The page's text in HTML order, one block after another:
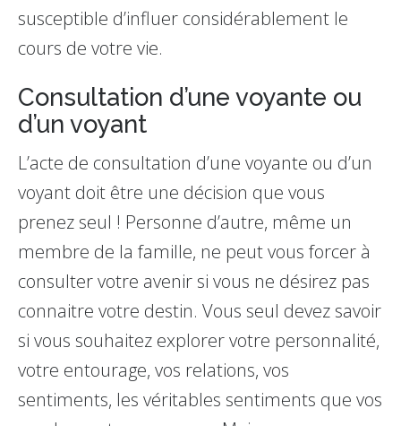
susceptible d’influer considérablement le
cours de votre vie.
Consultation d’une voyante ou
d’un voyant
L’acte de consultation d’une voyante ou d’un
voyant doit être une décision que vous
prenez seul ! Personne d’autre, même un
membre de la famille, ne peut vous forcer à
consulter votre avenir si vous ne désirez pas
connaitre votre destin. Vous seul devez savoir
si vous souhaitez explorer votre personnalité,
votre entourage, vos relations, vos
sentiments, les véritables sentiments que vos